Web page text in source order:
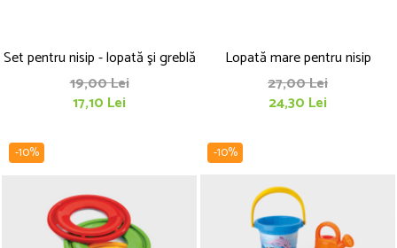
Set pentru nisip - lopată şi greblă
19,00 Lei
17,10 Lei
Lopată mare pentru nisip
27,00 Lei
24,30 Lei
-10% -10%